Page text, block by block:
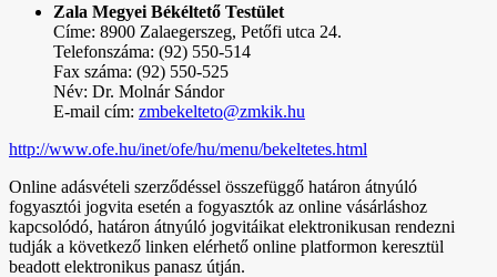
Zala Megyei Békéltető Testület
Címe: 8900 Zalaegerszeg, Petőfi utca 24.
Telefonszáma: (92) 550-514
Fax száma: (92) 550-525
Név: Dr. Molnár Sándor
E-mail cím: zmbekelteto@zmkik.hu
http://www.ofe.hu/inet/ofe/hu/menu/bekeltetes.html
Online adásvételi szerződéssel összefüggő határon átnyúló
fogyasztói jogvita esetén a fogyasztók az online vásárláshoz
kapcsolódó, határon átnyúló jogvitáikat elektronikusan rendezni
tudják a következő linken elérhető online platformon keresztül
beadott elektronikus panasz útján.